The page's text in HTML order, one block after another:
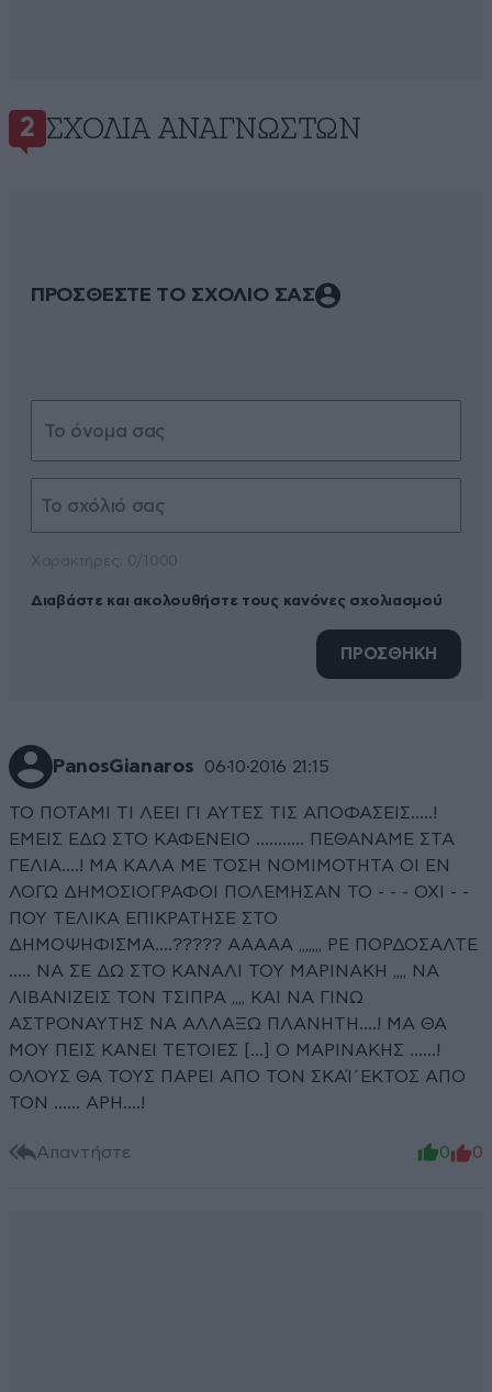
2 ΣΧΌΛΙΑ ΑΝΑΓΝΩΣΤΏΝ
ΠΡΟΣΘΕΣΤΕ ΤΟ ΣΧΟΛΙΟ ΣΑΣ
Διαβάστε και ακολουθήστε τους κανόνες σχολιασμού
ΠΡΟΣΘΗΚΗ
PanosGianaros 06·10·2016 21:15
ΤΟ ΠΟΤΑΜΙ ΤΙ ΛΕΕΙ ΓΙ ΑΥΤΕΣ ΤΙΣ ΑΠΟΦΑΣΕΙΣ.....!
ΕΜΕΙΣ ΕΔΩ ΣΤΟ ΚΑΦΕΝΕΙΟ ........... ΠΕΘΑΝΑΜΕ ΣΤΑ
ΓΕΛΙΑ....! ΜΑ ΚΑΛΑ ΜΕ ΤΟΣΗ ΝΟΜΙΜΟΤΗΤΑ ΟΙ ΕΝ
ΛΟΓΩ ΔΗΜΟΣΙΟΓΡΑΦΟΙ ΠΟΛΕΜΗΣΑΝ ΤΟ - - - ΟΧΙ - -
ΠΟΥ ΤΕΛΙΚΑ ΕΠΙΚΡΑΤΗΣΕ ΣΤΟ
ΔΗΜΟΨΗΦΙΣΜΑ....????? ΑΑΑΑΑ ,,,,,,, ΡΕ ΠΟΡΔΟΣΑΛΤΕ
..... ΝΑ ΣΕ ΔΩ ΣΤΟ ΚΑΝΑΛΙ ΤΟΥ ΜΑΡΙΝΑΚΗ ,,,, ΝΑ
ΛΙΒΑΝΙΖΕΙΣ ΤΟΝ ΤΣΙΠΡΑ ,,,, ΚΑΙ ΝΑ ΓΙΝΩ
ΑΣΤΡΟΝΑΥΤΗΣ ΝΑ ΑΛΛΑΞΩ ΠΛΑΝΗΤΗ....! ΜΑ ΘΑ
ΜΟΥ ΠΕΙΣ ΚΑΝΕΙ ΤΕΤΟΙΕΣ [...] Ο ΜΑΡΙΝΑΚΗΣ ......!
ΟΛΟΥΣ ΘΑ ΤΟΥΣ ΠΑΡΕΙ ΑΠΟ ΤΟΝ ΣΚΑΊ΄ΕΚΤΟΣ ΑΠΟ
ΤΟΝ ...... ΑΡΗ....!
Απαντήστε 0 0